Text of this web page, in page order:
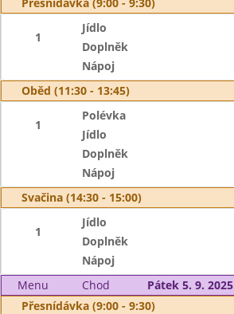
1
Jídlo
Doplněk
Nápoj
Oběd (11:30 - 13:45)
1
Polévka
Jídlo
Doplněk
Nápoj
Svačina (14:30 - 15:00)
1
Jídlo
Doplněk
Nápoj
Menu
Chod
Pátek 5. 9. 2025
Přesnídávka (9:00 - 9:30)